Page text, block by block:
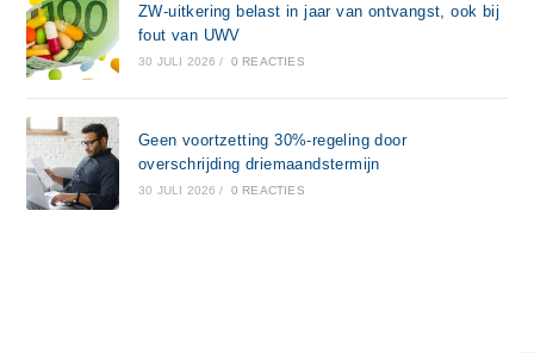
ZW-uitkering belast in jaar van ontvangst, ook bij
fout van UWV
30 JULI 2026 / 0 REACTIES
Geen voortzetting 30%-regeling door
overschrijding driemaandstermijn
30 JULI 2026 / 0 REACTIES